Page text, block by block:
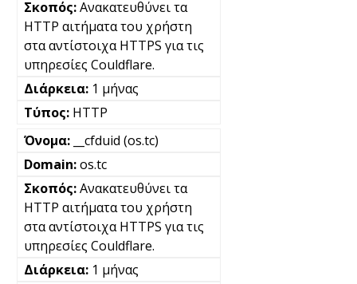
Ανακατευθύνει τα
HTTP αιτήματα του χρήστη
στα αντίστοιχα HTTPS για τις
υπηρεσίες Couldflare.
1 μήνας
HTTP
__cfduid (os.tc)
os.tc
Ανακατευθύνει τα
HTTP αιτήματα του χρήστη
στα αντίστοιχα HTTPS για τις
υπηρεσίες Couldflare.
1 μήνας